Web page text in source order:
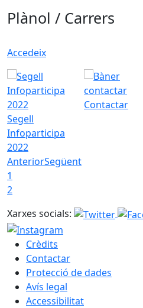
Plànol / Carrers
Accedeix
Segell
Infoparticipa
2022
Contactar
AnteriorSegüent
1
2
Xarxes socials:
Crèdits
Contactar
Protecció de dades
Avís legal
Accessibilitat